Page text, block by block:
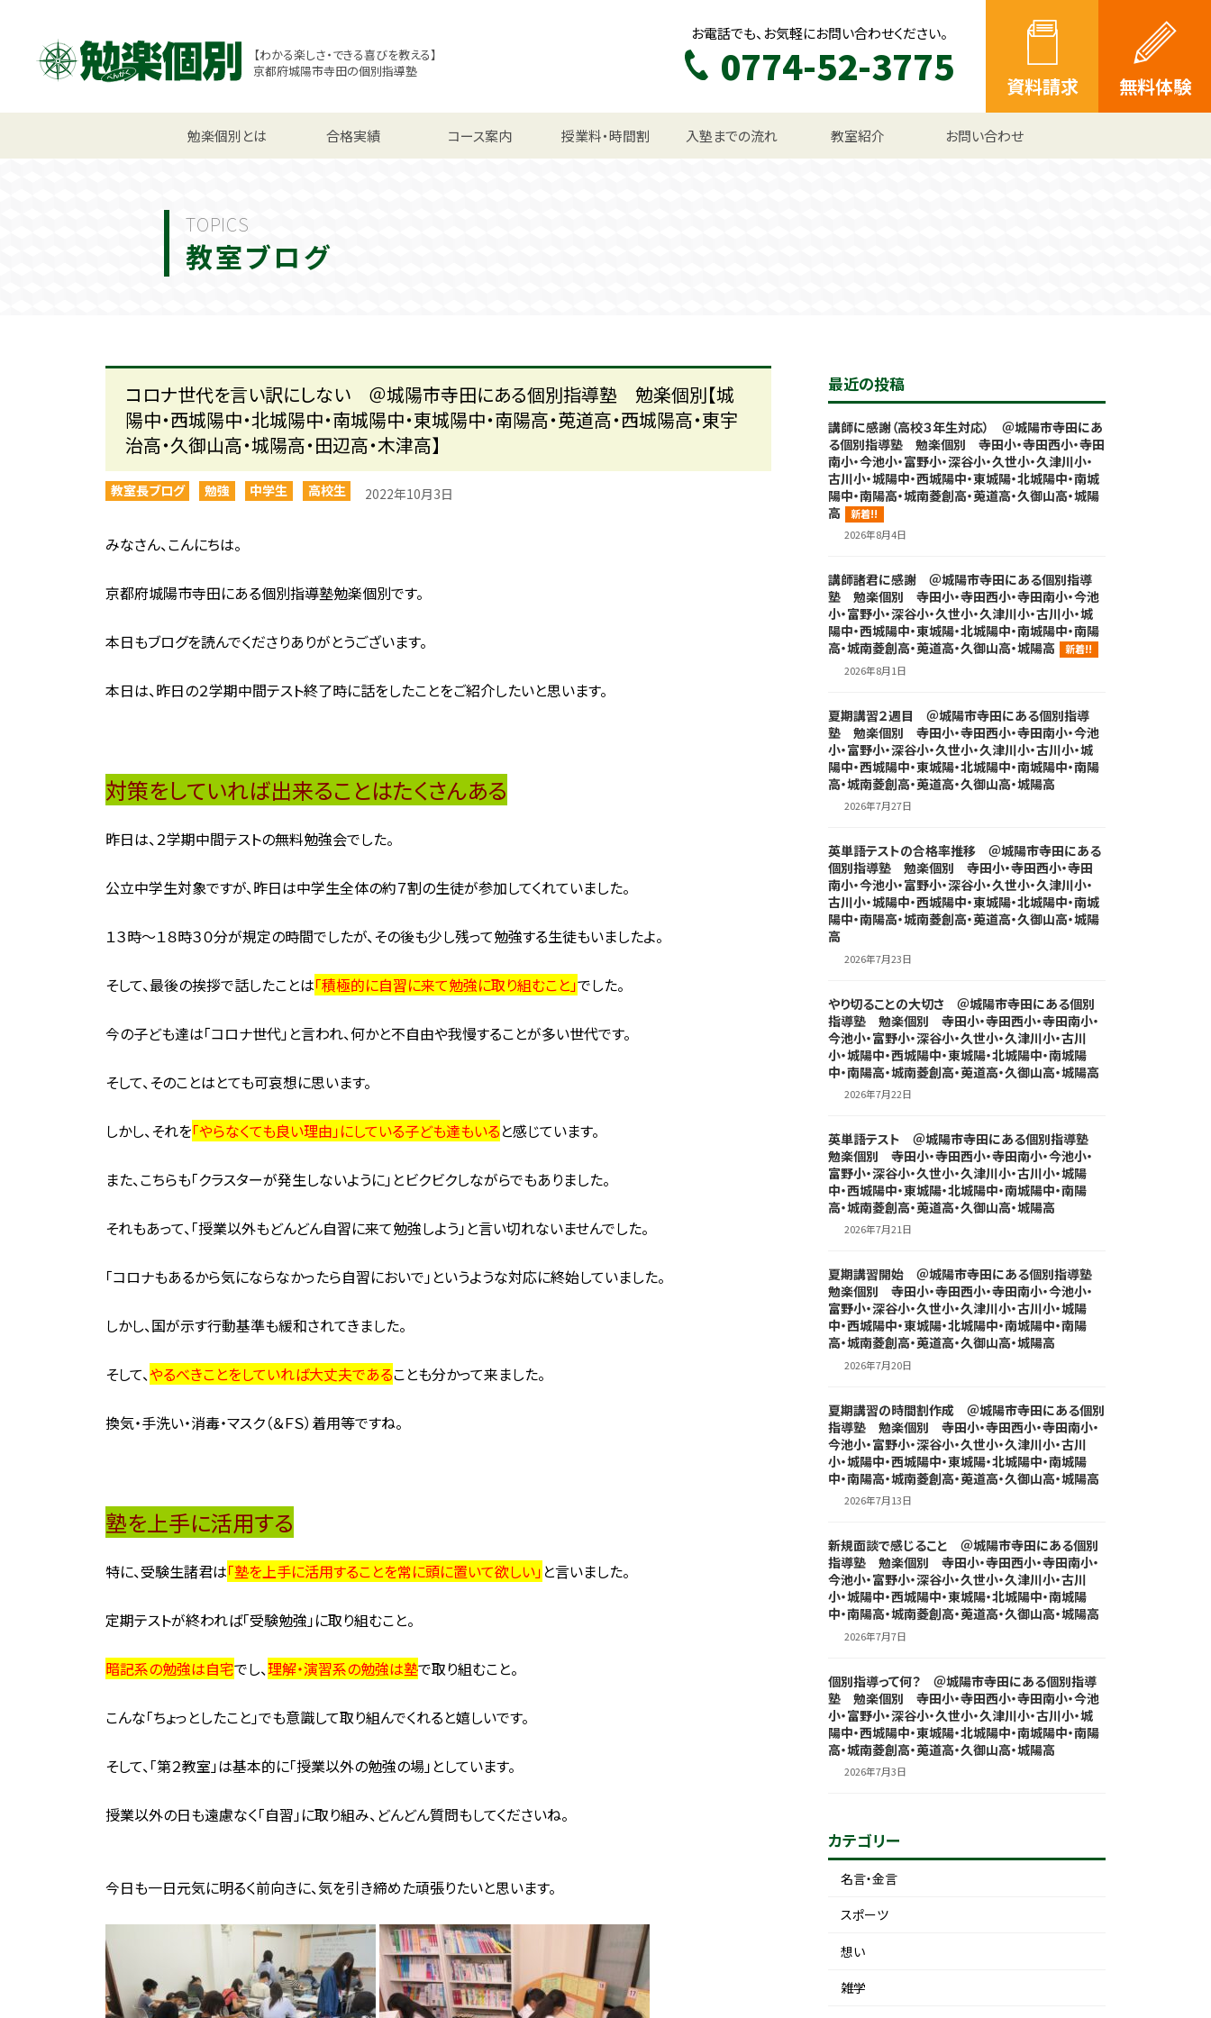
【わかる楽しさ・できる喜びを教える】
京都府城陽市寺田の個別指導塾
お電話でも、お気軽にお問い合わせください。
0774-52-3775 資料請求 無料体験
勉楽個別とは 合格実績 コース案内
小学生コース 中学生コース 高校生コース 授業料・時間割 入塾までの流れ 教室紹介 お問い合わせ
TOPICS
教室ブログ
コロナ世代を言い訳にしない ＠城陽市寺田にある個別指導塾 勉楽個別【城
陽中・西城陽中・北城陽中・南城陽中・東城陽中・南陽高・莵道高・西城陽高・東宇
治高・久御山高・城陽高・田辺高・木津高】
教室長ブログ 勉強 中学生 高校生 2022年10月3日
みなさん、こんにちは。
京都府城陽市寺田にある個別指導塾勉楽個別です。
本日もブログを読んでくださりありがとうございます。
本日は、昨日の２学期中間テスト終了時に話をしたことをご紹介したいと思います。
対策をしていれば出来ることはたくさんある
昨日は、２学期中間テストの無料勉強会でした。
公立中学生対象ですが、昨日は中学生全体の約７割の生徒が参加してくれていました。
１３時～１８時３０分が規定の時間でしたが、その後も少し残って勉強する生徒もいましたよ。
そして、最後の挨拶で話したことは「積極的に自習に来て勉強に取り組むこと」でした。
今の子ども達は「コロナ世代」と言われ、何かと不自由や我慢することが多い世代です。
そして、そのことはとても可哀想に思います。
しかし、それを「やらなくても良い理由」にしている子ども達もいると感じています。
また、こちらも「クラスターが発生しないように」とビクビクしながらでもありました。
それもあって、「授業以外もどんどん自習に来て勉強しよう」と言い切れないませんでした。
「コロナもあるから気にならなかったら自習においで」というような対応に終始していました。
しかし、国が示す行動基準も緩和されてきました。
そして、やるべきことをしていれば大丈夫であることも分かって来ました。
換気・手洗い・消毒・マスク（＆ＦＳ）着用等ですね。
塾を上手に活用する
特に、受験生諸君は「塾を上手に活用することを常に頭に置いて欲しい」 と言いました。
定期テストが終われば「受験勉強」に取り組むこと。
暗記系の勉強は自宅でし、理解・演習系の勉強は塾で取り組むこと。
こんな「ちょっとしたこと」でも意識して取り組んでくれると嬉しいです。
そして、「第２教室」は基本的に「授業以外の勉強の場」としています。
授業以外の日も遠慮なく「自習」に取り組み、どんどん質問もしてくださいね。
今日も一日元気に明るく前向きに、気を引き締めた頑張りたいと思います。
最近の投稿
講師に感謝（高校３年生対応） ＠城陽市寺田にあ
る個別指導塾 勉楽個別 寺田小・寺田西小・寺田
南小・今池小・富野小・深谷小・久世小・久津川小・
古川小・城陽中・西城陽中・東城陽・北城陽中・南城
陽中・南陽高・城南菱創高・莵道高・久御山高・城陽
高
新着!!
2026年8月4日
講師諸君に感謝 ＠城陽市寺田にある個別指導
塾 勉楽個別 寺田小・寺田西小・寺田南小・今池
小・富野小・深谷小・久世小・久津川小・古川小・城
陽中・西城陽中・東城陽・北城陽中・南城陽中・南陽
高・城南菱創高・莵道高・久御山高・城陽高
新着!!
2026年8月1日
夏期講習２週目 ＠城陽市寺田にある個別指導
塾 勉楽個別 寺田小・寺田西小・寺田南小・今池
小・富野小・深谷小・久世小・久津川小・古川小・城
陽中・西城陽中・東城陽・北城陽中・南城陽中・南陽
高・城南菱創高・莵道高・久御山高・城陽高
2026年7月27日
英単語テストの合格率推移 ＠城陽市寺田にある
個別指導塾 勉楽個別 寺田小・寺田西小・寺田
南小・今池小・富野小・深谷小・久世小・久津川小・
古川小・城陽中・西城陽中・東城陽・北城陽中・南城
陽中・南陽高・城南菱創高・莵道高・久御山高・城陽
高
2026年7月23日
やり切ることの大切さ ＠城陽市寺田にある個別
指導塾 勉楽個別 寺田小・寺田西小・寺田南小・
今池小・富野小・深谷小・久世小・久津川小・古川
小・城陽中・西城陽中・東城陽・北城陽中・南城陽
中・南陽高・城南菱創高・莵道高・久御山高・城陽高
2026年7月22日
英単語テスト ＠城陽市寺田にある個別指導塾
勉楽個別 寺田小・寺田西小・寺田南小・今池小・
富野小・深谷小・久世小・久津川小・古川小・城陽
中・西城陽中・東城陽・北城陽中・南城陽中・南陽
高・城南菱創高・莵道高・久御山高・城陽高
2026年7月21日
夏期講習開始 ＠城陽市寺田にある個別指導塾
勉楽個別 寺田小・寺田西小・寺田南小・今池小・
富野小・深谷小・久世小・久津川小・古川小・城陽
中・西城陽中・東城陽・北城陽中・南城陽中・南陽
高・城南菱創高・莵道高・久御山高・城陽高
2026年7月20日
夏期講習の時間割作成 ＠城陽市寺田にある個別
指導塾 勉楽個別 寺田小・寺田西小・寺田南小・
今池小・富野小・深谷小・久世小・久津川小・古川
小・城陽中・西城陽中・東城陽・北城陽中・南城陽
中・南陽高・城南菱創高・莵道高・久御山高・城陽高
2026年7月13日
新規面談で感じること ＠城陽市寺田にある個別
指導塾 勉楽個別 寺田小・寺田西小・寺田南小・
今池小・富野小・深谷小・久世小・久津川小・古川
小・城陽中・西城陽中・東城陽・北城陽中・南城陽
中・南陽高・城南菱創高・莵道高・久御山高・城陽高
2026年7月7日
個別指導って何？ ＠城陽市寺田にある個別指導
塾 勉楽個別 寺田小・寺田西小・寺田南小・今池
小・富野小・深谷小・久世小・久津川小・古川小・城
陽中・西城陽中・東城陽・北城陽中・南城陽中・南陽
高・城南菱創高・莵道高・久御山高・城陽高
2026年7月3日
カテゴリー
名言・金言
スポーツ
想い
雑学